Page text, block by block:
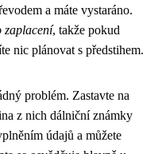
a máte vystaráno.
zaplacení, takže pokud
nic plánovat s předstihem.
problém. Zastavte na
z nich dálniční známky
údajů a můžete